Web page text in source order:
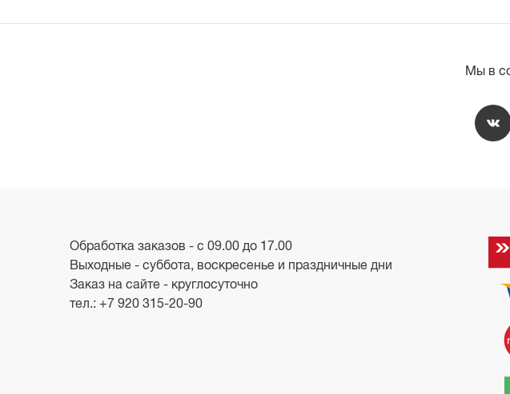
Мы в
Обработка заказов - с 09.00 до 17.00
Выходные - суббота, воскресенье и праздничные дни
Заказ на сайте - круглосуточно
тел.: +7 920 315-20-90